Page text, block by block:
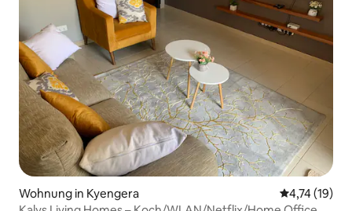
Wohnung in Kyengera
4,74 (19)